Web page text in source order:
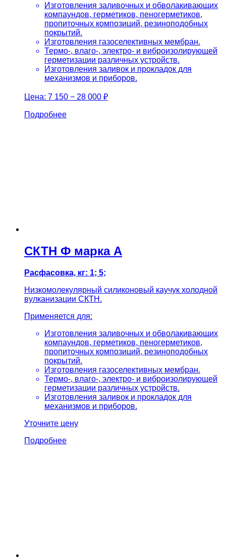
Изготовления заливочных и обволакивающих
компаундов, герметиков, пеногерметиков,
пропиточных композиций, резиноподобных
покрытий.
Изготовления газоселективных мембран.
Термо-, влаго-, электро- и виброизолирующей
герметизации различных устройств.
Изготовления заливок и прокладок для
механизмов и приборов.
Цена: 7 150 − 28 000 ₽
Подробнее
СКТН Ф марка А
Расфасовка, кг: 1; 5;
Низкомолекулярный силиконовый каучук холодной
вулканизации СКТН.
Применяется для:
Изготовления заливочных и обволакивающих
компаундов, герметиков, пеногерметиков,
пропиточных композиций, резиноподобных
покрытий.
Изготовления газоселективных мембран.
Термо-, влаго-, электро- и виброизолирующей
герметизации различных устройств.
Изготовления заливок и прокладок для
механизмов и приборов.
Уточните цену
Подробнее